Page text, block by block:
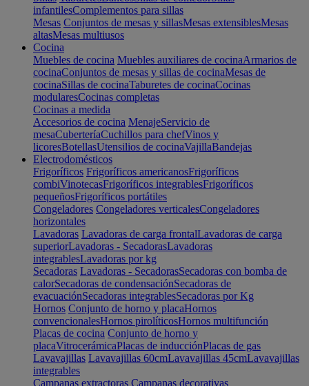
infantilesComplementos para sillas
Mesas Conjuntos de mesas y sillasMesas extensiblesMesas
altasMesas multiusos
Cocina
Muebles de cocina Muebles auxiliares de cocinaArmarios de
cocinaConjuntos de mesas y sillas de cocinaMesas de
cocinaSillas de cocinaTaburetes de cocinaCocinas
modularesCocinas completas
Cocinas a medida
Accesorios de cocina MenajeServicio de
mesaCuberteríaCuchillos para chefVinos y
licoresBotellasUtensilios de cocinaVajillaBandejas
Electrodomésticos
Frigoríficos Frigoríficos americanosFrigoríficos
combiVinotecasFrigoríficos integrablesFrigoríficos
pequeñosFrigoríficos portátiles
Congeladores Congeladores verticalesCongeladores
horizontales
Lavadoras Lavadoras de carga frontalLavadoras de carga
superiorLavadoras - SecadorasLavadoras
integrablesLavadoras por kg
Secadoras Lavadoras - SecadorasSecadoras con bomba de
calorSecadoras de condensaciónSecadoras de
evacuaciónSecadoras integrablesSecadoras por Kg
Hornos Conjunto de horno y placaHornos
convencionalesHornos pirolíticosHornos multifunción
Placas de cocina Conjunto de horno y
placaVitrocerámicaPlacas de inducciónPlacas de gas
Lavavajillas Lavavajillas 60cmLavavajillas 45cmLavavajillas
integrables
Campanas extractoras Campanas decorativas